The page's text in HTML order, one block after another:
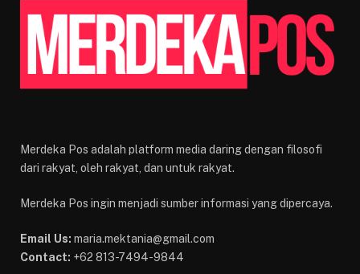
Merdeka Pos adalah platform media daring dengan filosofi
dari rakyat, oleh rakyat, dan untuk rakyat.
Merdeka Pos ingin menjadi sumber informasi yang dipercaya.
Email Us: maria.mektania@gmail.com
Contact: +62 813-7494-9844